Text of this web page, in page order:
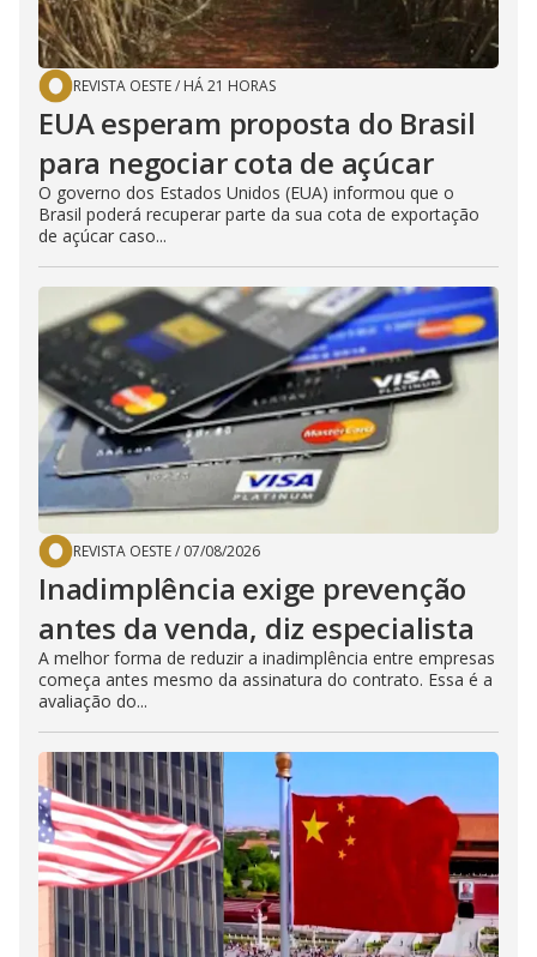
REVISTA OESTE/ HÁ 21 HORAS
EUA esperam proposta do Brasil
para negociar cota de açúcar
O governo dos Estados Unidos (EUA) informou que o
Brasil poderá recuperar parte da sua cota de exportação
de açúcar caso...
REVISTA OESTE/ 07/08/2026
Inadimplência exige prevenção
antes da venda, diz especialista
A melhor forma de reduzir a inadimplência entre empresas
começa antes mesmo da assinatura do contrato. Essa é a
avaliação do...